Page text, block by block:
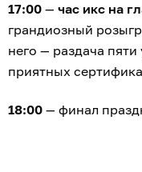
17:00 — час икс на
грандиозный
него — раздача
приятных
18:00 — финал